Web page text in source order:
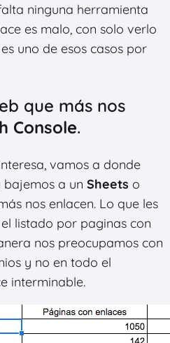
ninguna herramienta
es malo, con solo verlo
uno de esos casos por
que más nos
Console.
vamos a donde
bajemos a un Sheets o
nos enlacen. Lo que les
listado por paginas con
nos preocupamos con
y no en todo el
interminable.